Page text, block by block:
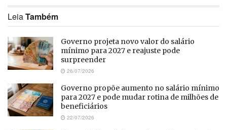
LeiaTambém
Governo projeta novo valor do salário
mínimo para 2027 e reajuste pode
surpreender
26/07/2026
Governo propõe aumento no salário mínimo
para 2027 e pode mudar rotina de milhões de
beneficiários
22/07/2026